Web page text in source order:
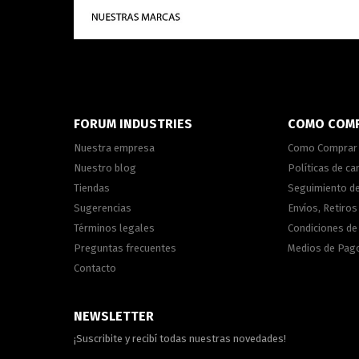
FORUM INDUSTRIES
Nuestra empresa
Nuestro blog
Tiendas
Sugerencias
Términos legales
Preguntas frecuentes
Contacto
COMO
Como Comprar
Políticas de
Seguimiento
Envíos,
Condiciones
Medios de
NEWSLETTER
¡Suscribite y recibí todas nuestras novedades!